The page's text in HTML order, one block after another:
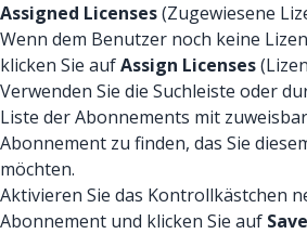
Assigned Licenses(Zugewiesene
Wenn dem Benutzer noch keine
klicken Sie aufAssign Licenses
Verwenden Sie die Suchleiste oder
Liste der Abonnements mit
Abonnement zu finden, das Sie
möchten.
Aktivieren Sie das Kontrollkästchen
Abonnement und klicken Sie auf